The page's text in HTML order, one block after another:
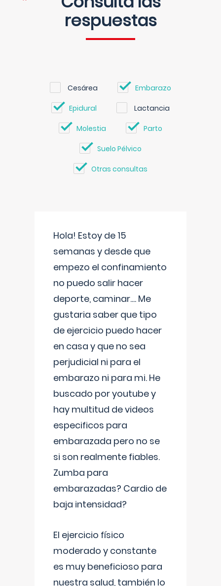
respuestas
Cesárea Embarazo
Epidural Lactancia
Molestia Parto
Suelo Pélvico
Otras consultas
Hola! Estoy de 15
semanas y desde que
empezo el confinamiento
no puedo salir hacer
deporte, caminar.... Me
gustaria saber que tipo
de ejercicio puedo hacer
en casa y que no sea
perjudicial ni para el
embarazo ni para mi. He
buscado por youtube y
hay multitud de videos
especificos para
embarazada pero no se
si son realmente fiables.
Zumba para
embarazadas? Cardio de
baja intensidad?
El ejercicio físico
moderado y constante
es muy beneficioso para
nuestra salud, también lo